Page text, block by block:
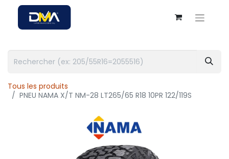
Tous les produits
PNEU NAMA X/T NM-28 LT265/65 R18 10PR 122/119S